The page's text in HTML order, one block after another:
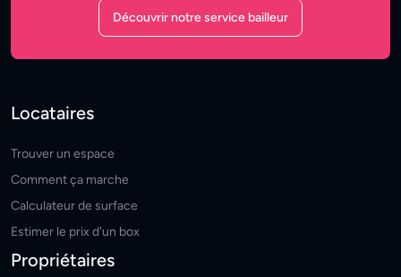
Découvrir notre service bailleur
Locataires
Trouver un espace
Comment ça marche
Calculateur de surface
Estimer le prix d'un box
Propriétaires